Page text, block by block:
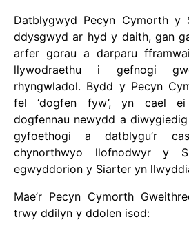
Datblygwyd Pecyn Cymorth y
ddysgwyd ar hyd y daith, gan
arfer gorau a darparu
llywodraethu i gefnogi
rhyngwladol. Bydd y Pecyn
fel ‘dogfen fyw’, yn cael ei
dogfennau newydd a
gyfoethogi a datblygu’r
chynorthwyo llofnodwyr y
egwyddorion y Siarter yn
Mae’r Pecyn Cymorth
trwy ddilyn y ddolen isod: